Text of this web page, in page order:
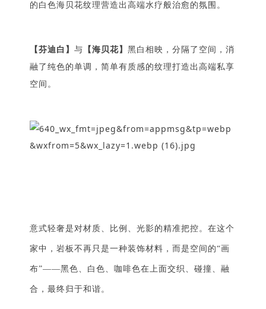
的白色海贝花纹理营造出高端水疗般治愈的氛围。
【芬迪白】 与 【海贝花】 黑白相映，分隔了空间，消
融了纯色的单调，简单有质感的纹理打造出高端私享
空间。
意式轻奢是对材质、比例、光影的精准把控。在这个
家中，岩板不再只是一种装饰材料，而是空间的“画
布”——黑色、白色、咖啡色在上面交织、碰撞、融
合，最终归于和谐。